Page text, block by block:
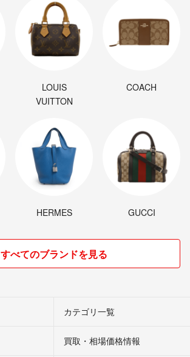
LOUIS
VUITTON
COACH
HERMES GUCCI
すべてのブランドを見る
カテゴリ一覧
買取・相場価格情報